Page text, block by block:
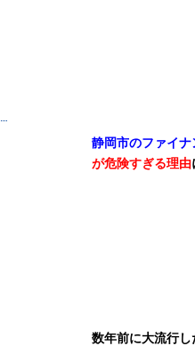
静岡市のファイ
が危険すぎる理由
数年前に大流行